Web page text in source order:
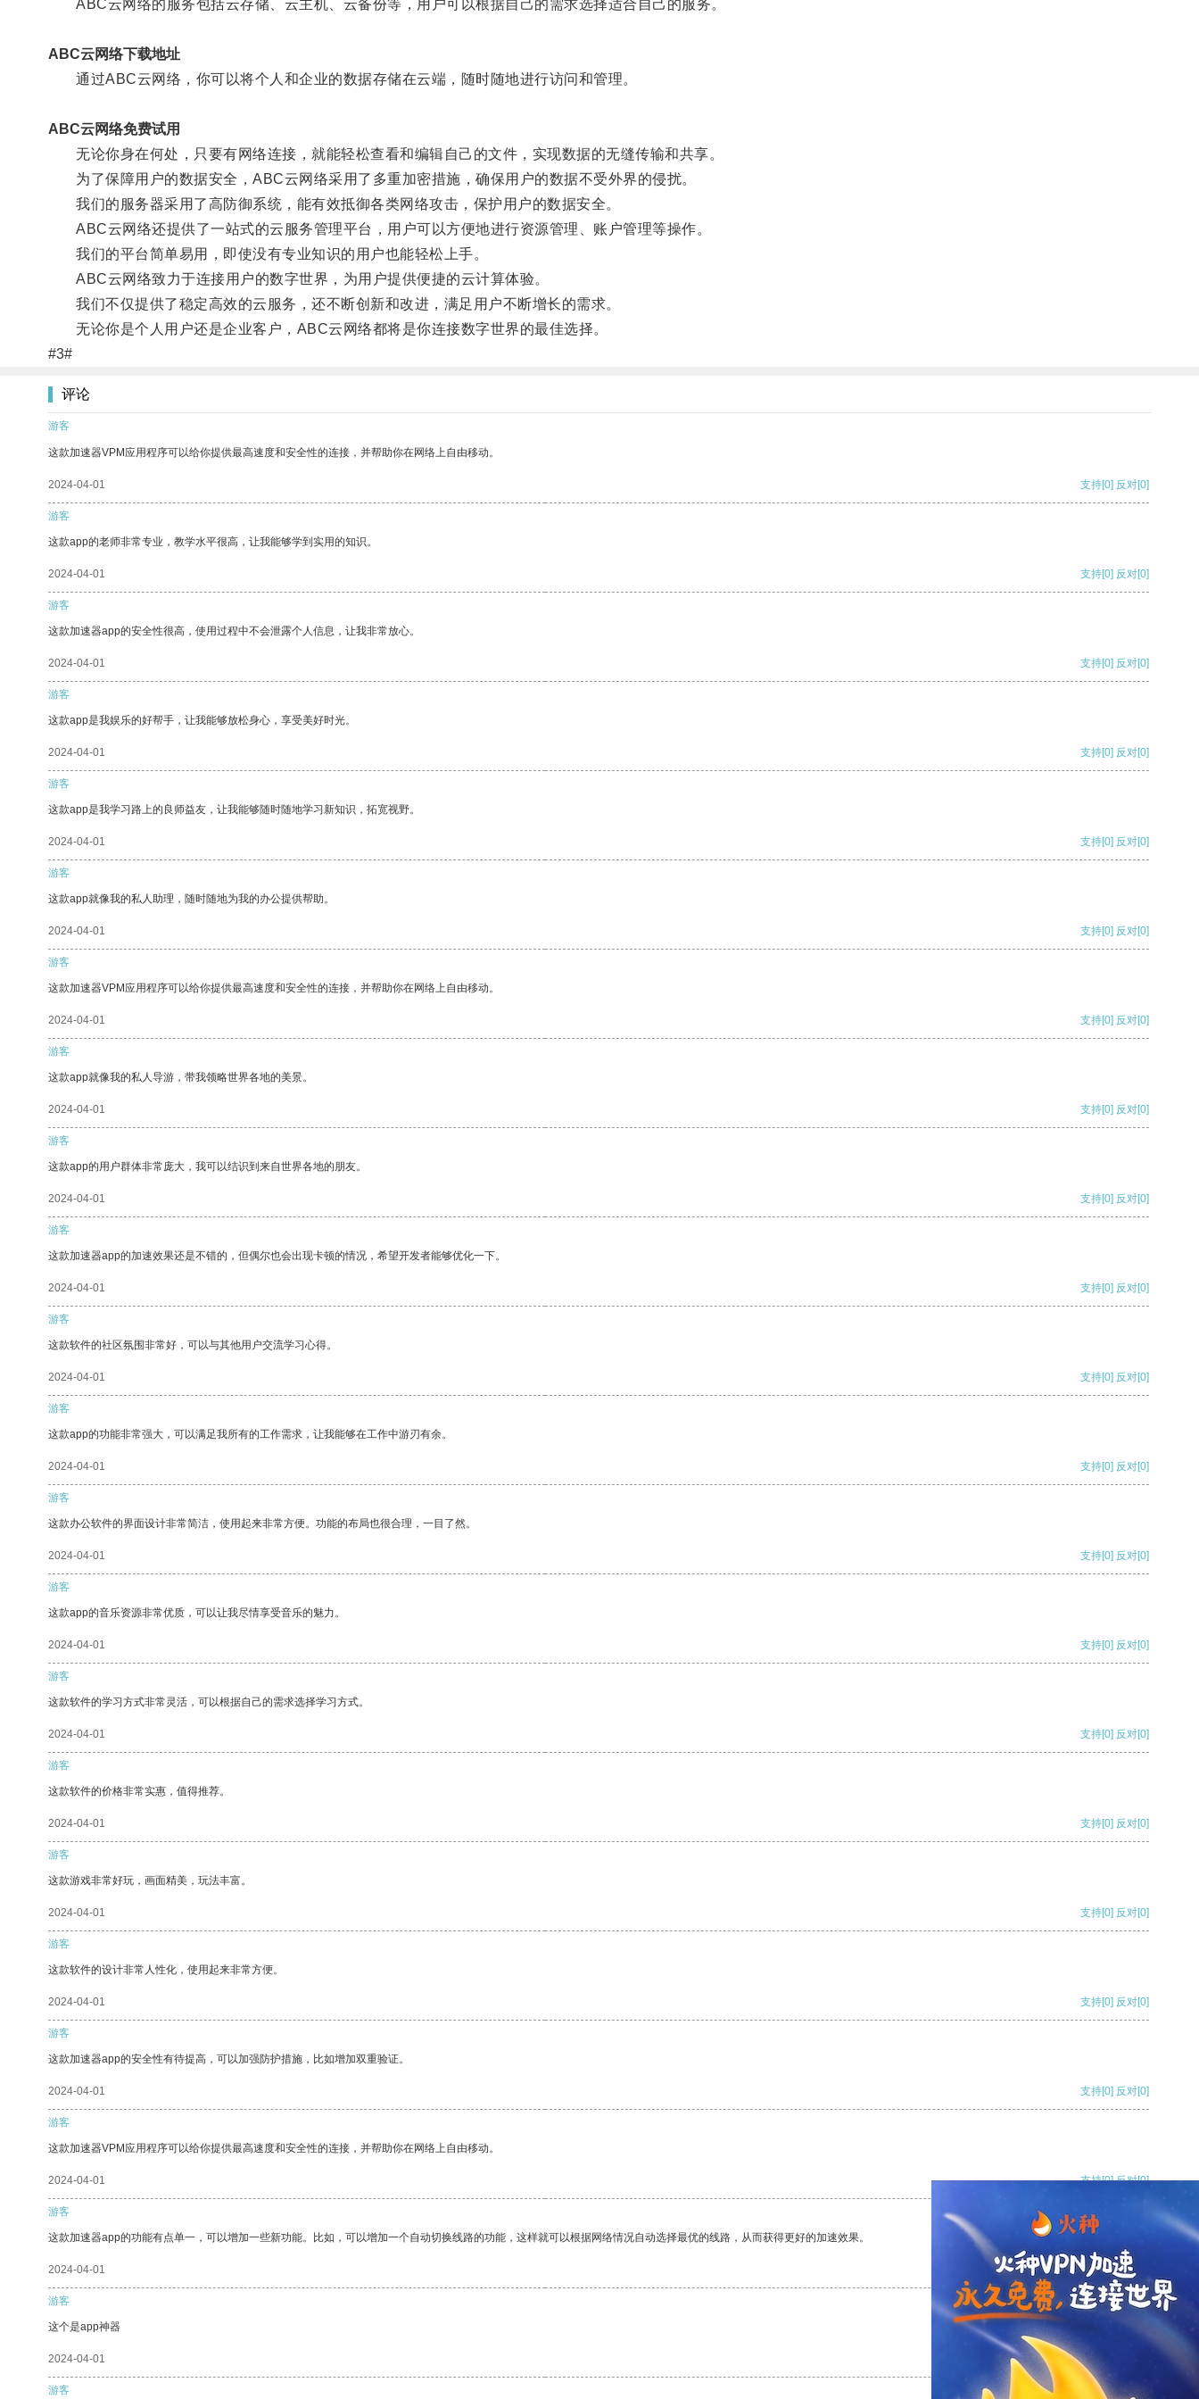
ABC云网络的服务包括云存储、云主机、云备份等，用户可以根据自己的需求选择适合自己的服务。
ABC云网络下载地址
通过ABC云网络，你可以将个人和企业的数据存储在云端，随时随地进行访问和管理。
ABC云网络免费试用
无论你身在何处，只要有网络连接，就能轻松查看和编辑自己的文件，实现数据的无缝传输和共享。
为了保障用户的数据安全，ABC云网络采用了多重加密措施，确保用户的数据不受外界的侵扰。
我们的服务器采用了高防御系统，能有效抵御各类网络攻击，保护用户的数据安全。
ABC云网络还提供了一站式的云服务管理平台，用户可以方便地进行资源管理、账户管理等操作。
我们的平台简单易用，即使没有专业知识的用户也能轻松上手。
ABC云网络致力于连接用户的数字世界，为用户提供便捷的云计算体验。
我们不仅提供了稳定高效的云服务，还不断创新和改进，满足用户不断增长的需求。
无论你是个人用户还是企业客户，ABC云网络都将是你连接数字世界的最佳选择。
#3#
评论
游客
这款加速器VPM应用程序可以给你提供最高速度和安全性的连接，并帮助你在网络上自由移动。
2024-04-01 支持[0] 反对[0]
游客
这款app的老师非常专业，教学水平很高，让我能够学到实用的知识。
2024-04-01 支持[0] 反对[0]
游客
这款加速器app的安全性很高，使用过程中不会泄露个人信息，让我非常放心。
2024-04-01 支持[0] 反对[0]
游客
这款app是我娱乐的好帮手，让我能够放松身心，享受美好时光。
2024-04-01 支持[0] 反对[0]
游客
这款app是我学习路上的良师益友，让我能够随时随地学习新知识，拓宽视野。
2024-04-01 支持[0] 反对[0]
游客
这款app就像我的私人助理，随时随地为我的办公提供帮助。
2024-04-01 支持[0] 反对[0]
游客
这款加速器VPM应用程序可以给你提供最高速度和安全性的连接，并帮助你在网络上自由移动。
2024-04-01 支持[0] 反对[0]
游客
这款app就像我的私人导游，带我领略世界各地的美景。
2024-04-01 支持[0] 反对[0]
游客
这款app的用户群体非常庞大，我可以结识到来自世界各地的朋友。
2024-04-01 支持[0] 反对[0]
游客
这款加速器app的加速效果还是不错的，但偶尔也会出现卡顿的情况，希望开发者能够优化一下。
2024-04-01 支持[0] 反对[0]
游客
这款软件的社区氛围非常好，可以与其他用户交流学习心得。
2024-04-01 支持[0] 反对[0]
游客
这款app的功能非常强大，可以满足我所有的工作需求，让我能够在工作中游刃有余。
2024-04-01 支持[0] 反对[0]
游客
这款办公软件的界面设计非常简洁，使用起来非常方便。功能的布局也很合理，一目了然。
2024-04-01 支持[0] 反对[0]
游客
这款app的音乐资源非常优质，可以让我尽情享受音乐的魅力。
2024-04-01 支持[0] 反对[0]
游客
这款软件的学习方式非常灵活，可以根据自己的需求选择学习方式。
2024-04-01 支持[0] 反对[0]
游客
这款软件的价格非常实惠，值得推荐。
2024-04-01 支持[0] 反对[0]
游客
这款游戏非常好玩，画面精美，玩法丰富。
2024-04-01 支持[0] 反对[0]
游客
这款软件的设计非常人性化，使用起来非常方便。
2024-04-01 支持[0] 反对[0]
游客
这款加速器app的安全性有待提高，可以加强防护措施，比如增加双重验证。
2024-04-01 支持[0] 反对[0]
游客
这款加速器VPM应用程序可以给你提供最高速度和安全性的连接，并帮助你在网络上自由移动。
2024-04-01 支持[0] 反对[0]
游客
这款加速器app的功能有点单一，可以增加一些新功能。比如，可以增加一个自动切换线路的功能，这样就可以根据网络情况自动选择最优的线路，从而获得更好的加速效果。
2024-04-01 支持[0] 反对
游客
这个是app神器
2024-04-01 支持
游客